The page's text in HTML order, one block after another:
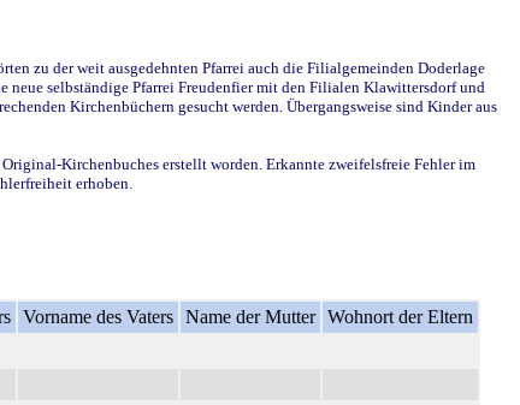
zu der weit ausgedehnten Pfarrei auch die Filialgemeinden Doderlage
selbständige Pfarrei Freudenfier mit den Filialen Klawittersdorf und
Kirchenbüchern gesucht werden. Übergangsweise sind Kinder aus
Kirchenbuches erstellt worden. Erkannte zweifelsfreie Fehler im
erhoben.
Vorname des Vaters Name der Mutter Wohnort der Eltern